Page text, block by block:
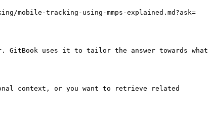
tracking-using-mmps-explained.md?ask=
GitBook uses it to tailor the answer towards what
context, or you want to retrieve related